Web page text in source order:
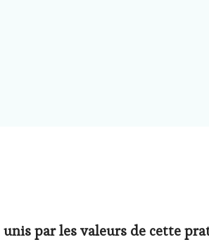
unis par les valeurs de cette